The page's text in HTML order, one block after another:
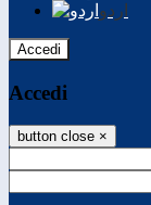
اردو
Accedi
Accedi
button close ×